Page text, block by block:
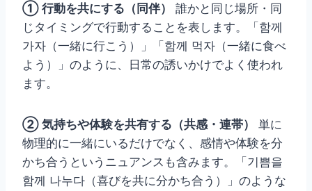
① 行動を共にする（同伴）
誰かと同じ場所・同
じタイミングで行動することを表します。「함께
가자（一緒に行こう）」「함께 먹자（一緒に食べ
よう）」のように、日常の誘いかけでよく使われ
ます。
② 気持ちや体験を共有する（共感・連帯）
単に
物理的に一緒にいるだけでなく、感情や体験を分
かち合うというニュアンスも含みます。「기쁨을
함께 나누다（喜びを共に分かち合う）」のような